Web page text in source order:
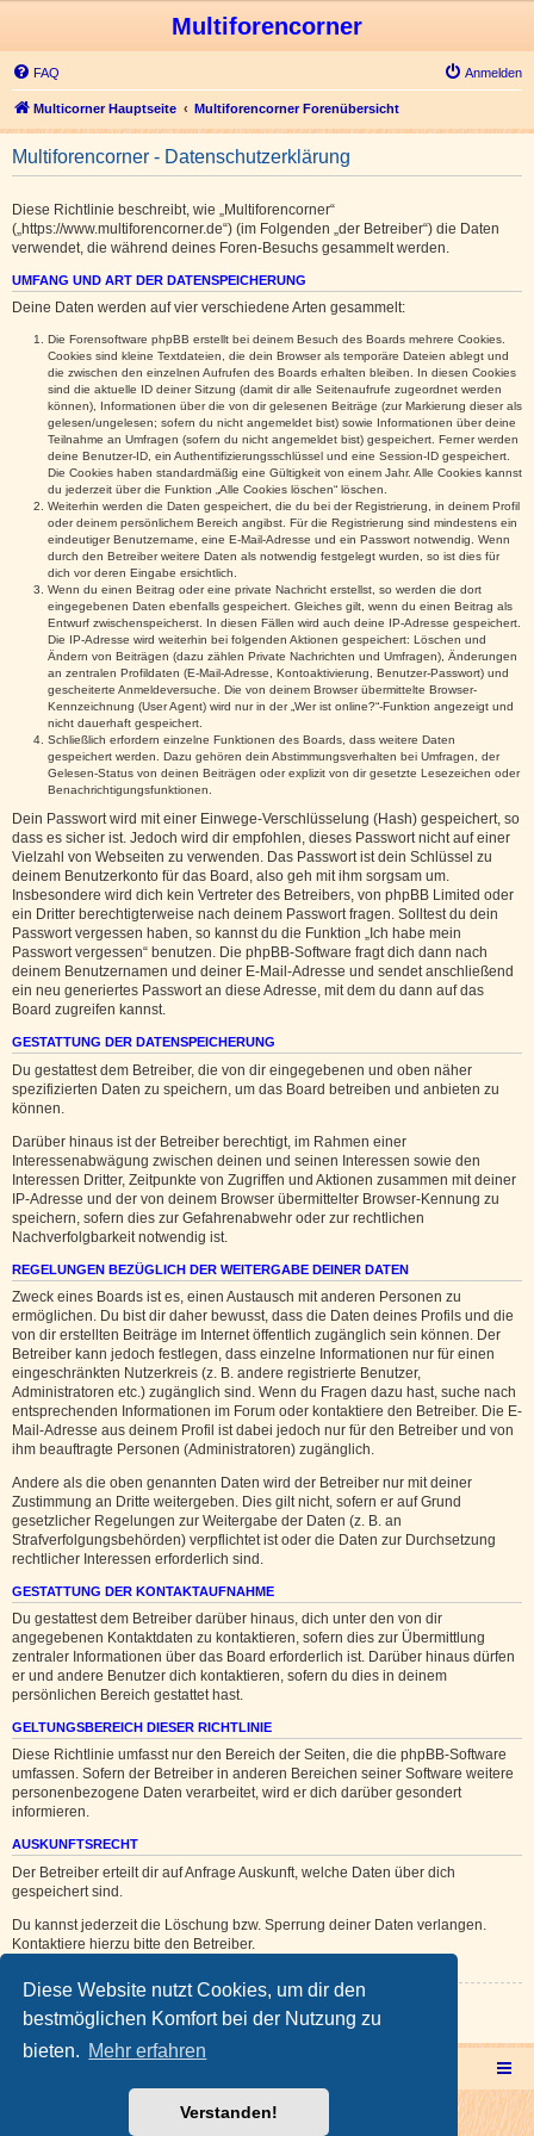
Diese Website nutzt Cookies, um dir den
bestmöglichen Komfort bei der Nutzung zu
bieten. Mehr erfahren
Verstanden!
Multiforencorner
FAQ Anmelden
Multicorner Hauptseite Multiforencorner Forenübersicht
Multiforencorner - Datenschutzerklärung
Diese Richtlinie beschreibt, wie „Multiforencorner“
(„https://www.multiforencorner.de“) (im Folgenden „der Betreiber“) die Daten
verwendet, die während deines Foren-Besuchs gesammelt werden.
UMFANG UND ART DER DATENSPEICHERUNG
Deine Daten werden auf vier verschiedene Arten gesammelt:
Die Forensoftware phpBB erstellt bei deinem Besuch des Boards mehrere Cookies.
Cookies sind kleine Textdateien, die dein Browser als temporäre Dateien ablegt und
die zwischen den einzelnen Aufrufen des Boards erhalten bleiben. In diesen Cookies
sind die aktuelle ID deiner Sitzung (damit dir alle Seitenaufrufe zugeordnet werden
können), Informationen über die von dir gelesenen Beiträge (zur Markierung dieser als
gelesen/ungelesen; sofern du nicht angemeldet bist) sowie Informationen über deine
Teilnahme an Umfragen (sofern du nicht angemeldet bist) gespeichert. Ferner werden
deine Benutzer-ID, ein Authentifizierungsschlüssel und eine Session-ID gespeichert.
Die Cookies haben standardmäßig eine Gültigkeit von einem Jahr. Alle Cookies kannst
du jederzeit über die Funktion „Alle Cookies löschen“ löschen.
Weiterhin werden die Daten gespeichert, die du bei der Registrierung, in deinem Profil
oder deinem persönlichem Bereich angibst. Für die Registrierung sind mindestens ein
eindeutiger Benutzername, eine E-Mail-Adresse und ein Passwort notwendig. Wenn
durch den Betreiber weitere Daten als notwendig festgelegt wurden, so ist dies für
dich vor deren Eingabe ersichtlich.
Wenn du einen Beitrag oder eine private Nachricht erstellst, so werden die dort
eingegebenen Daten ebenfalls gespeichert. Gleiches gilt, wenn du einen Beitrag als
Entwurf zwischenspeicherst. In diesen Fällen wird auch deine IP-Adresse gespeichert.
Die IP-Adresse wird weiterhin bei folgenden Aktionen gespeichert: Löschen und
Ändern von Beiträgen (dazu zählen Private Nachrichten und Umfragen), Änderungen
an zentralen Profildaten (E-Mail-Adresse, Kontoaktivierung, Benutzer-Passwort) und
gescheiterte Anmeldeversuche. Die von deinem Browser übermittelte Browser-
Kennzeichnung (User Agent) wird nur in der „Wer ist online?“-Funktion angezeigt und
nicht dauerhaft gespeichert.
Schließlich erfordern einzelne Funktionen des Boards, dass weitere Daten
gespeichert werden. Dazu gehören dein Abstimmungsverhalten bei Umfragen, der
Gelesen-Status von deinen Beiträgen oder explizit von dir gesetzte Lesezeichen oder
Benachrichtigungsfunktionen.
Dein Passwort wird mit einer Einwege-Verschlüsselung (Hash) gespeichert, so
dass es sicher ist. Jedoch wird dir empfohlen, dieses Passwort nicht auf einer
Vielzahl von Webseiten zu verwenden. Das Passwort ist dein Schlüssel zu
deinem Benutzerkonto für das Board, also geh mit ihm sorgsam um.
Insbesondere wird dich kein Vertreter des Betreibers, von phpBB Limited oder
ein Dritter berechtigterweise nach deinem Passwort fragen. Solltest du dein
Passwort vergessen haben, so kannst du die Funktion „Ich habe mein
Passwort vergessen“ benutzen. Die phpBB-Software fragt dich dann nach
deinem Benutzernamen und deiner E-Mail-Adresse und sendet anschließend
ein neu generiertes Passwort an diese Adresse, mit dem du dann auf das
Board zugreifen kannst.
GESTATTUNG DER DATENSPEICHERUNG
Du gestattest dem Betreiber, die von dir eingegebenen und oben näher
spezifizierten Daten zu speichern, um das Board betreiben und anbieten zu
können.
Darüber hinaus ist der Betreiber berechtigt, im Rahmen einer
Interessenabwägung zwischen deinen und seinen Interessen sowie den
Interessen Dritter, Zeitpunkte von Zugriffen und Aktionen zusammen mit deiner
IP-Adresse und der von deinem Browser übermittelter Browser-Kennung zu
speichern, sofern dies zur Gefahrenabwehr oder zur rechtlichen
Nachverfolgbarkeit notwendig ist.
REGELUNGEN BEZÜGLICH DER WEITERGABE DEINER DATEN
Zweck eines Boards ist es, einen Austausch mit anderen Personen zu
ermöglichen. Du bist dir daher bewusst, dass die Daten deines Profils und die
von dir erstellten Beiträge im Internet öffentlich zugänglich sein können. Der
Betreiber kann jedoch festlegen, dass einzelne Informationen nur für einen
eingeschränkten Nutzerkreis (z. B. andere registrierte Benutzer,
Administratoren etc.) zugänglich sind. Wenn du Fragen dazu hast, suche nach
entsprechenden Informationen im Forum oder kontaktiere den Betreiber. Die E-
Mail-Adresse aus deinem Profil ist dabei jedoch nur für den Betreiber und von
ihm beauftragte Personen (Administratoren) zugänglich.
Andere als die oben genannten Daten wird der Betreiber nur mit deiner
Zustimmung an Dritte weitergeben. Dies gilt nicht, sofern er auf Grund
gesetzlicher Regelungen zur Weitergabe der Daten (z. B. an
Strafverfolgungsbehörden) verpflichtet ist oder die Daten zur Durchsetzung
rechtlicher Interessen erforderlich sind.
GESTATTUNG DER KONTAKTAUFNAHME
Du gestattest dem Betreiber darüber hinaus, dich unter den von dir
angegebenen Kontaktdaten zu kontaktieren, sofern dies zur Übermittlung
zentraler Informationen über das Board erforderlich ist. Darüber hinaus dürfen
er und andere Benutzer dich kontaktieren, sofern du dies in deinem
persönlichen Bereich gestattet hast.
GELTUNGSBEREICH DIESER RICHTLINIE
Diese Richtlinie umfasst nur den Bereich der Seiten, die die phpBB-Software
umfassen. Sofern der Betreiber in anderen Bereichen seiner Software weitere
personenbezogene Daten verarbeitet, wird er dich darüber gesondert
informieren.
AUSKUNFTSRECHT
Der Betreiber erteilt dir auf Anfrage Auskunft, welche Daten über dich
gespeichert sind.
Du kannst jederzeit die Löschung bzw. Sperrung deiner Daten verlangen.
Kontaktiere hierzu bitte den Betreiber.
Zurück zur vorherigen Seite
Powered byphpBB® Forum Software © phpBB Limited
phpBB.de